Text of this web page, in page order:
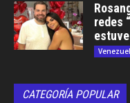
redes
CATEGORÍA POPULAR